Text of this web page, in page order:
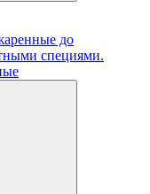
до
специями.